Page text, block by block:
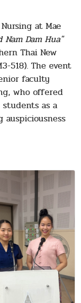
at Mae
Nam Dam Hua"
Thai New
518). The event
faculty
who offered
as a